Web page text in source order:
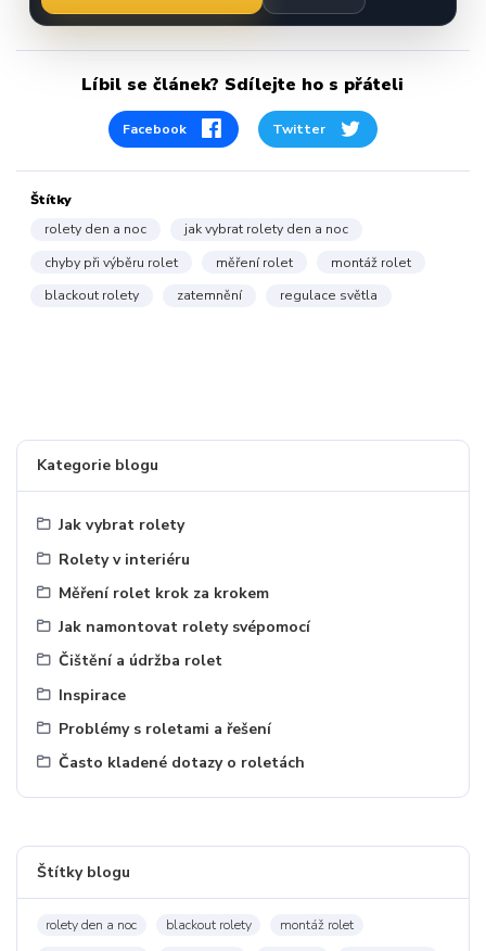
Kategorie blogu
Jak vybrat rolety
Rolety v interiéru
Měření rolet krok za krokem
Jak namontovat rolety svépomocí
Čištění a údržba rolet
Inspirace
Problémy s roletami a řešení
Často kladené dotazy o roletách
Štítky blogu
rolety den a noc blackout rolety
montáž rolet
Líbil se článek? Sdílejte ho s přáteli
Facebook Twitter
Štítky
rolety den a noc
jak vybrat rolety den a noc
chyby při výběru rolet
měření rolet
montáž rolet
blackout rolety
zatemnění regulace světla